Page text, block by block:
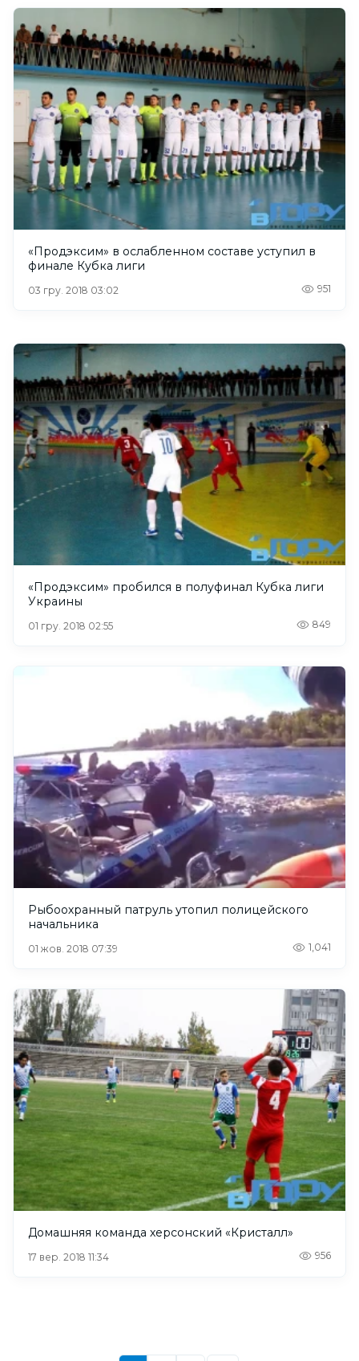
«Продэксим» в ослабленном составе уступил в
финале Кубка лиги
03 гру. 2018 03:02 951
«Продэксим» пробился в полуфинал Кубка лиги
Украины
01 гру. 2018 02:55 849
Рыбоохранный патруль утопил полицейского
начальника
01 жов. 2018 07:39 1,041
Домашняя команда херсонский «Кристалл»
17 вер. 2018 11:34 956